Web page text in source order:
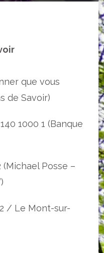
que vous
de Savoir)
1000 1 (Banque
(Michael Posse –
/ Le Mont-sur-